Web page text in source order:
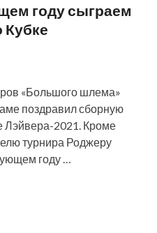
году сыграем
Кубке
«Большого шлема»
поздравил сборную
Лэйвера-2021. Кроме
турнира Роджеру
году …